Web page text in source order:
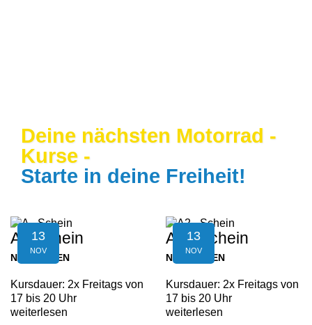
Deine nächsten Motorrad -
Kurse -
Starte in deine Freiheit!
13
NOV
A - Schein
NEUFELDEN
Kursdauer: 2x Freitags von
17 bis 20 Uhr
weiterlesen
13
NOV
A2 - Schein
NEUFELDEN
Kursdauer: 2x Freitags von
17 bis 20 Uhr
weiterlesen